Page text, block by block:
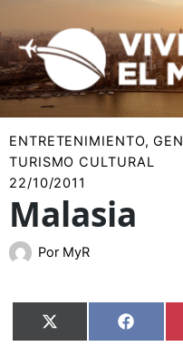
al
contenido
ENTRETENIMIENTO,
TURISMO CULTURAL
22/10/2011
Malasia
Por MyR
Compartir
en
X
(Twitter) en